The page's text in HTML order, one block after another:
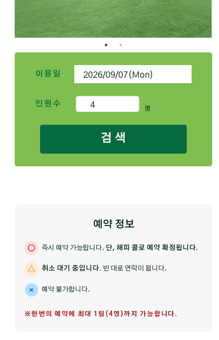
이용일
인원수
명
검 색
예약 정보
즉시 예약 가능합니다. 단, 해피 콜로 예약 확정됩니다.
취소 대기 중입니다. 빈 대로 연락이 됩니다.
예약 불가합니다.
※한번의 예약에 최대 1팀(4명)까지 가능합니다.